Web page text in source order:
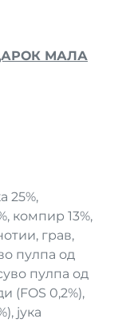
МАЛА
25%,
компир 13%,
грав,
пулпа од
пулпа од
(FOS 0,2%),
јука